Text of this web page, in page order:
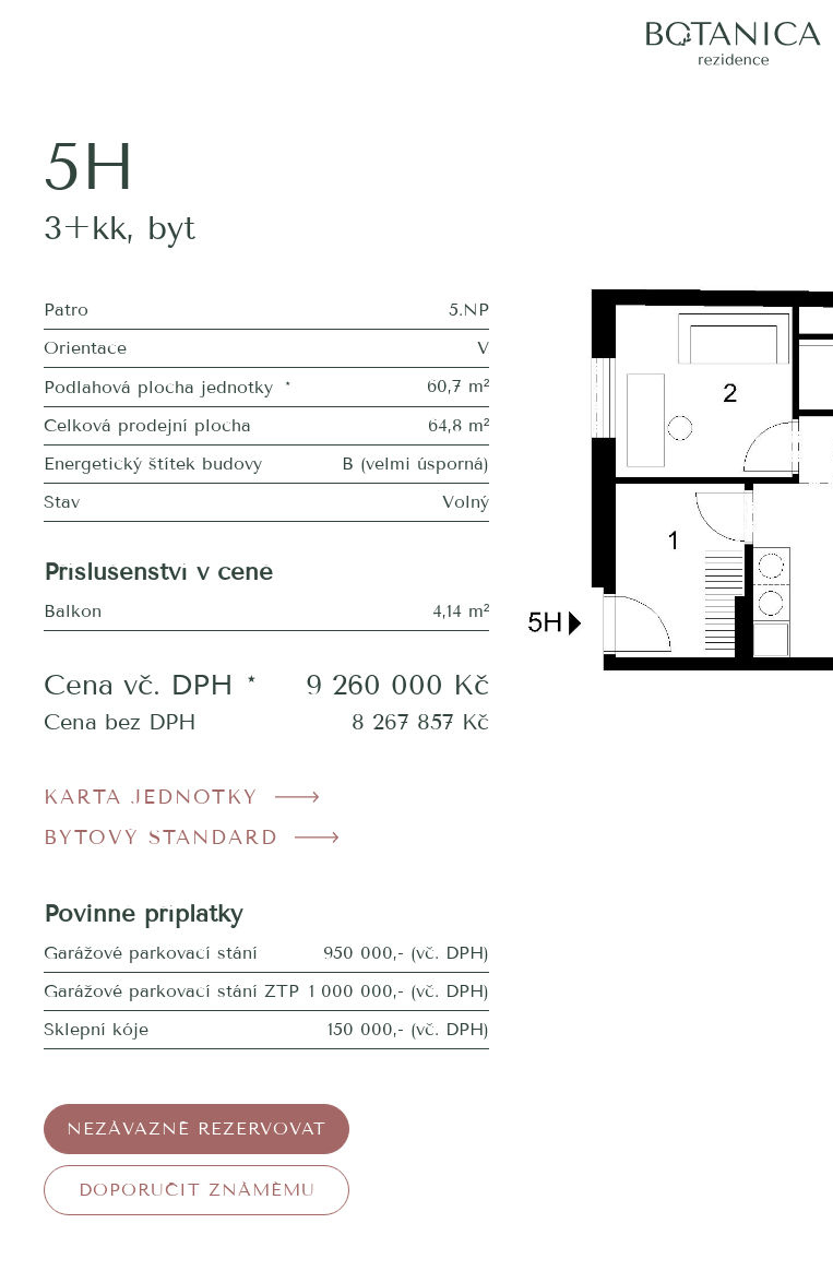
5H
3+kk, byt
Patro
5.NP
Orientace
V
Podlahová plocha jednotky
*
60,7 m²
Celková prodejní plocha
64,8 m²
Energetický štítek budovy
B (velmi úsporná)
Stav
Volný
Příslušenství v ceně
Balkon 4,14 m²
Cena vč. DPH * 9 260 000 Kč
Cena bez DPH 8 267 857 Kč
KARTA JEDNOTKY
BYTOVÝ STANDARD
Povinné příplatky
Garážové parkovací stání
950 000,- (vč. DPH)
Garážové parkovací stání ZTP 1 000 000,- (vč. DPH)
Sklepní kóje
150 000,- (vč. DPH)
NEZÁVAZNĚ REZERVOVAT
DOPORUČIT ZNÁMÉMU